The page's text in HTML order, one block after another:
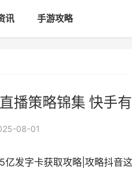
讯 手游攻略
播策略锦集 快手
08-01
亿发字卡获取攻略|攻略抖音